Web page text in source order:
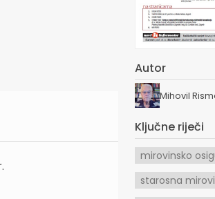
Autor
Mihovil
Ključne riječi
mirovinsko
starosna